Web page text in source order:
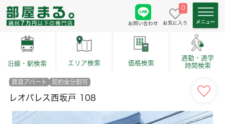
お問い合わせ
0
お気に入り
沿線・駅検索 エリア検索 価格検索
通勤・通学
時間検索
賃貸アパート 契約金分割可
レオパレス西坂戸 108